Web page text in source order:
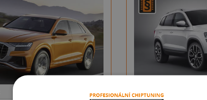
210 KW
Původní výkon: